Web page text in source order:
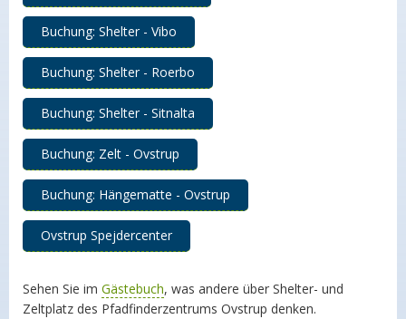
Buchung: Shelter - Vibo
Buchung: Shelter - Roerbo
Buchung: Shelter - Sitnalta
Buchung: Zelt - Ovstrup
Buchung: Hängematte - Ovstrup
Ovstrup Spejdercenter
Sehen Sie im Gästebuch, was andere über Shelter- und
Zeltplatz des Pfadfinderzentrums Ovstrup denken.